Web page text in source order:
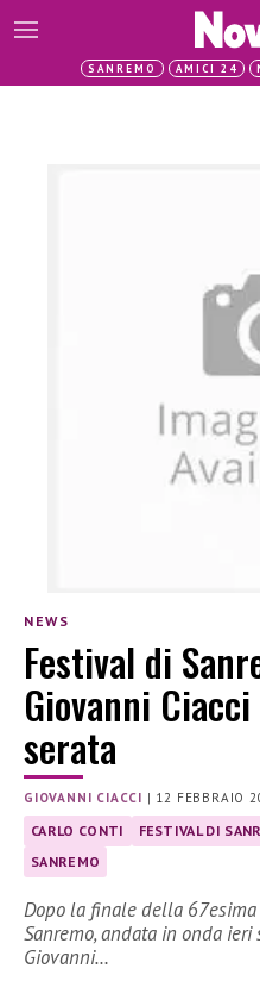
SANREMO AMICI 24
NEWS
Festival di
Giovanni
serata
GIOVANNI CIACCI | 12 FEBBRAIO
CARLO CONTI FESTIVAL DI
SANREMO
Dopo la finale della
Sanremo, andata in onda
Giovanni…